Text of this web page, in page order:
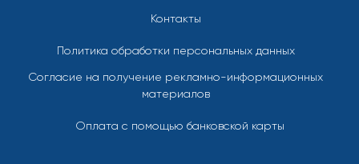
Контакты
Политика обработки персональных данных
Согласие на получение рекламно-информационных
материалов
Оплата с помощью банковской карты